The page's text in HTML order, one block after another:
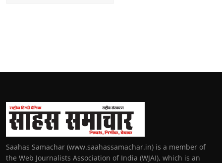
Saahas Samachar (www.saahassamachar.in) is a member of
the Web Journalists Association of India (WJAI), which is an